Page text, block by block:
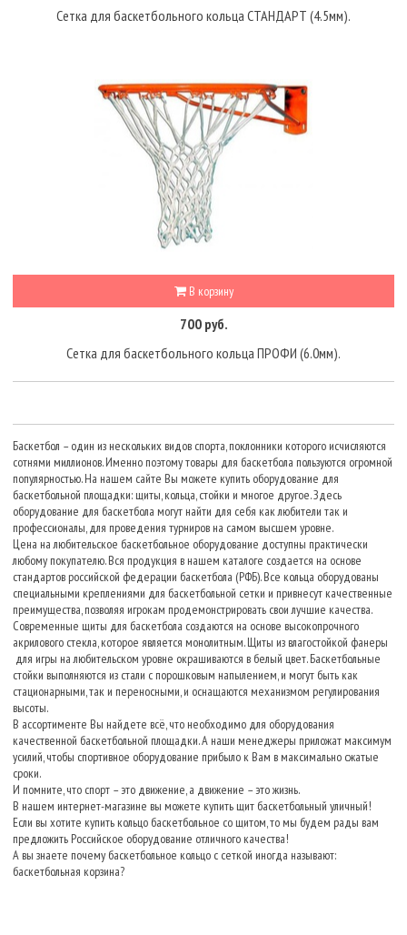
Сетка для баскетбольного кольца СТАНДАРТ (4.5мм).
В корзину
700 руб.
Сетка для баскетбольного кольца ПРОФИ (6.0мм).
Баскетбол – один из нескольких видов спорта, поклонники которого исчисляются
сотнями миллионов. Именно поэтому товары для баскетбола пользуются огромной
популярностью. На нашем сайте Вы можете купить оборудование для
баскетбольной площадки: щиты, кольца, стойки и многое другое. Здесь
оборудование для баскетбола могут найти для себя как любители так и
профессионалы, для проведения турниров на самом высшем уровне.
Цена на любительское баскетбольное оборудование доступны практически
любому покупателю. Вся продукция в нашем каталоге создается на основе
стандартов российской федерации баскетбола (РФБ). Все кольца оборудованы
специальными креплениями для баскетбольной сетки и привнесут качественные
преимущества, позволяя игрокам продемонстрировать свои лучшие качества.
Современные щиты для баскетбола создаются на основе высокопрочного
акрилового стекла, которое является монолитным. Щиты из влагостойкой фанеры
для игры на любительском уровне окрашиваются в белый цвет. Баскетбольные
стойки выполняются из стали с порошковым напылением, и могут быть как
стационарными, так и переносными, и оснащаются механизмом регулирования
высоты.
В ассортименте Вы найдете всё, что необходимо для оборудования
качественной баскетбольной площадки. А наши менеджеры приложат максимум
усилий, чтобы спортивное оборудование прибыло к Вам в максимально сжатые
сроки.
И помните, что спорт – это движение, а движение – это жизнь.
В нашем интернет-магазине вы можете купить щит баскетбольный уличный!
Если вы хотите купить кольцо баскетбольное со щитом, то мы будем рады вам
предложить Российское оборудование отличного качества!
А вы знаете почему баскетбольное кольцо с сеткой иногда называют:
баскетбольная корзина?